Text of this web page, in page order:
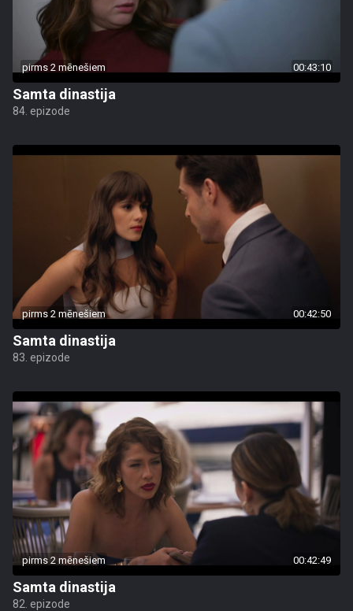
pirms 2 mēnešiem 00:43:10
Samta dinastija
84. epizode
pirms 2 mēnešiem 00:42:50
Samta dinastija
83. epizode
pirms 2 mēnešiem 00:42:49
Samta dinastija
82. epizode